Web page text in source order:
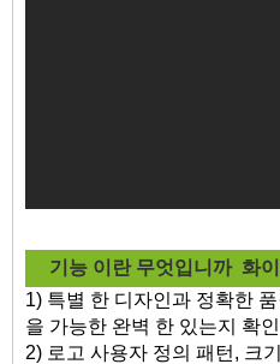
기능 이란 무엇입니까 화
1) 특별 한 디자인과 정확한
을 가능한 완벽 한 있는지 확
2) 로고 사용자 정의 패턴, 크